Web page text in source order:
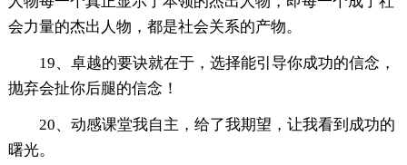
会力量的杰出人物，都是社会关系的产物。
19、卓越的要诀就在于，选择能引导你成功的信念，
抛弃会扯你后腿的信念！
20、动感课堂我自主，给了我期望，让我看到成功的
曙光。